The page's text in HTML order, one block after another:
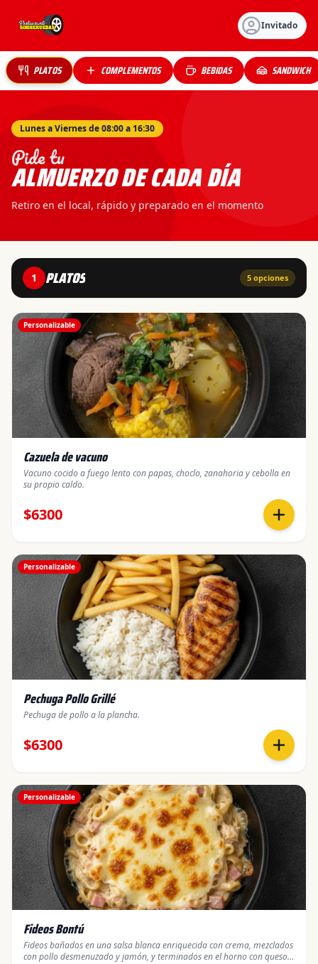
Invitado
PLATOS COMPLEMENTOS BEBIDAS SANDWICH
Lunes a Viernes de 08:00 a 16:30
Pide tu
ALMUERZO DE CADA DÍA
Retiro en el local, rápido y preparado en el momento
1 PLATOS 5 opciones
Personalizable
Cazuela de vacuno
Vacuno cocido a fuego lento con papas, choclo, zanahoria y cebolla en
su propio caldo.
$6300
Personalizable
Pechuga Pollo Grillé
Pechuga de pollo a la plancha.
$6300
Personalizable
Fideos Bontú
Fideos bañados en una salsa blanca enriquecida con crema, mezclados
con pollo desmenuzado y jamón, y terminados en el horno con queso